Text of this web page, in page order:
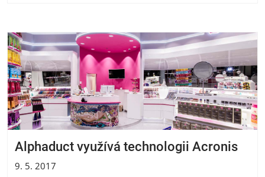
Alphaduct využívá technologii Acronis
9. 5. 2017